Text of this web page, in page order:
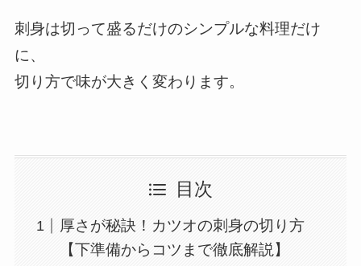
刺身は切って盛るだけのシンプルな料理だけ
に、
切り方で味が大きく変わります。
目次
厚さが秘訣！カツオの刺身の切り方
【下準備からコツまで徹底解説】